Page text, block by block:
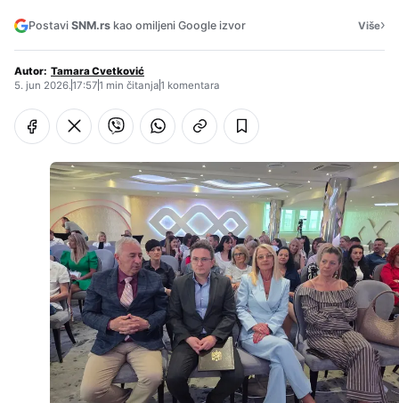
Postavi SNM.rs kao omiljeni Google izvor Više›
Autor: Tamara Cvetković
5. jun 2026.17:571 min čitanja1 komentara